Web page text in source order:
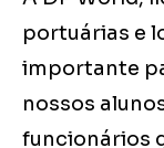
portuárias e
importante
nossos
funcionários